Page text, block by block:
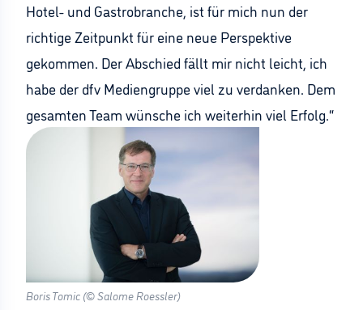
Hotel- und Gastrobranche, ist für mich nun der
richtige Zeitpunkt für eine neue Perspektive
gekommen. Der Abschied fällt mir nicht leicht, ich
habe der dfv Mediengruppe viel zu verdanken. Dem
gesamten Team wünsche ich weiterhin viel Erfolg.“
Boris Tomic (© Salome Roessler)